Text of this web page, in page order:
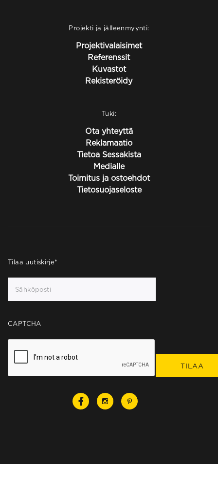
Projekti ja jälleenmyynti:
Projektivalaisimet
Referenssit
Kuvastot
Rekisteröidy
Tuki:
Ota yhteyttä
Reklamaatio
Tietoa Sessakista
Medialle
Toimitus ja ostoehdot
Tietosuojaseloste
Tilaa uutiskirje*
CAPTCHA